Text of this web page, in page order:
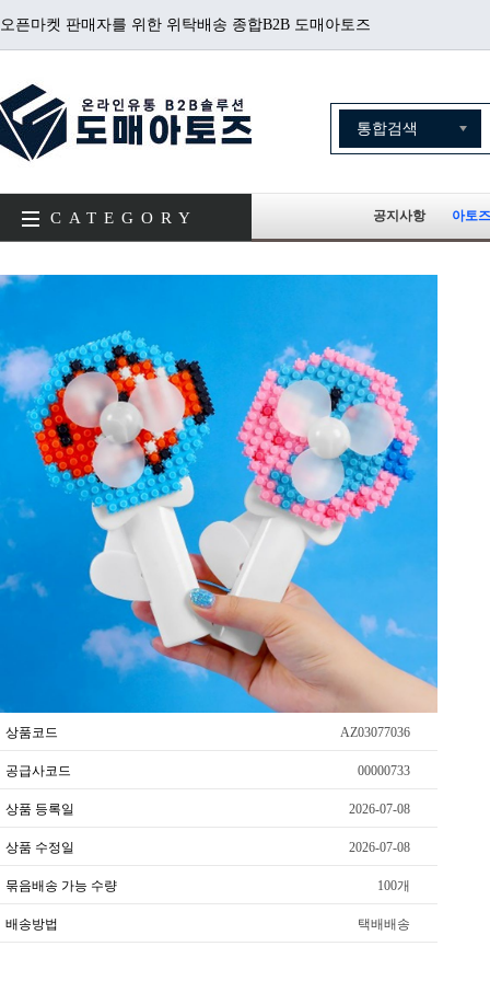
오픈마켓 판매자를 위한 위탁배송 종합B2B 도매아토즈
CATEGORY 공지사항 아토
상품코드 AZ03077036
공급사코드 00000733
상품 등록일 2026-07-08
상품 수정일 2026-07-08
묶음배송 가능 수량 100개
배송방법 택배배송